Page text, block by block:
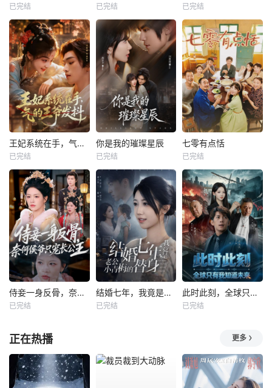
已完结 已完结 已完结
王妃系统在手，气的王爷发抖
已完结
你是我的璀璨星辰
已完结
七零有点恬
已完结
侍妾一身反骨，奈何侯爷只宠长公主
已完结
结婚七年，我竟是老公小青梅的替身
已完结
此时此刻，全球只有我知道未来
已完结
正在热播 更多